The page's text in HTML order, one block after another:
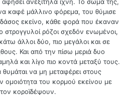
καφέ μάλλινο φόρεμα, του θύμισε
εκείνο, κάθε φορά που έκαναν
ρόζοι σχεδόν ενωμένοι,
άλλοι δύο, πιο μεγάλοι και σε
Και από την πίσω μεριά δυο
και λίγο πιο κοντά μεταξύ τους.
να μη μεταφέρει στους
ομοιότητα του κορμού εκείνου με
κοροϊδέψουν.